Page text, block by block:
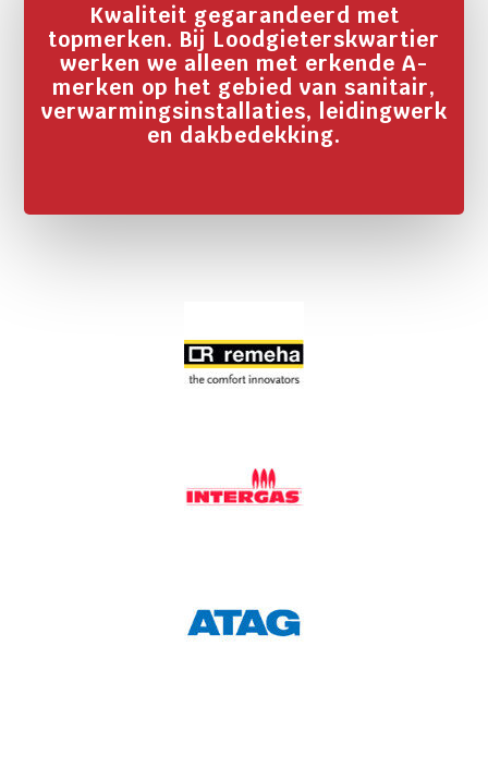
Kwaliteit gegarandeerd met
topmerken. Bij Loodgieterskwartier
werken we alleen met erkende A-
merken op het gebied van sanitair,
verwarmingsinstallaties, leidingwerk
en dakbedekking.